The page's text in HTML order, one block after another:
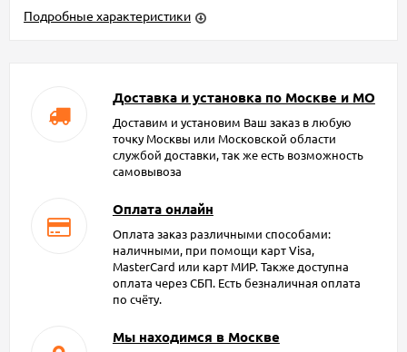
Подробные характеристики
Доставка и установка по Москве и МО
Доставим и установим Ваш заказ в любую
точку Москвы или Московской области
службой доставки, так же есть возможность
самовывоза
Оплата онлайн
Оплата заказ различными способами:
наличными, при помощи карт Visa,
MasterCard или карт МИР. Также доступна
оплата через СБП. Есть безналичная оплата
по счёту.
Мы находимся в Москве